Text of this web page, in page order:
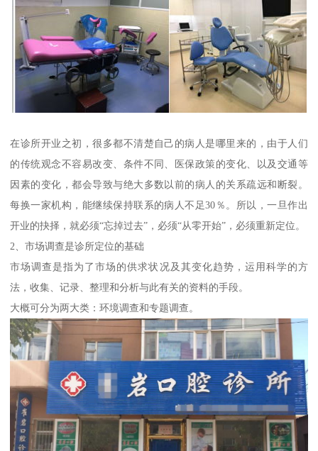
在诊所开业之初，很多都不清楚自己的病人是哪里来的，由于人们
的传统观念不容易改变、条件不同、医保政策的变化、以及交通等
因素的变化，都会导致与绝大多数以前的病人的关系疏远和断裂。
每换一家机构，能继续保持联系的病人不足30％。所以，一旦作出
开业的抉择，就必须“忘掉过去”，必须“从零开始”，必须重新定位。
2、市场调查是诊所定位的基础
市场调查是指为了市场的供求状况及其变化趋势，运用科学的方
法，收集、记录、整理和分析与此有关的资料的手段。
大概可分为两大类：环境调查和专题调查。